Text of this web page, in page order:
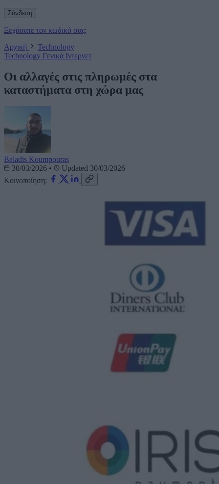
Ξεχάσατε τον κωδικό σας;
Αρχική
Technology
Technology Γενικά Ιντερνετ
Οι αλλαγές στις πληρωμές στα
καταστήματα στη χώρα μας
Baladis Koumpouras
30/03/2026 •
Updated 30/03/2026
Κοινοποίηση: